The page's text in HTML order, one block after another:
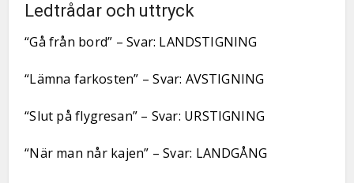
Ledtrådar och uttryck
“Gå från bord” – Svar: LANDSTIGNING
“Lämna farkosten” – Svar: AVSTIGNING
“Slut på flygresan” – Svar: URSTIGNING
“När man når kajen” – Svar: LANDGÅNG